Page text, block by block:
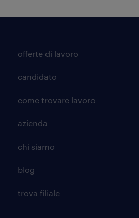
offerte di lavoro
candidato
come trovare lavoro
azienda
chi siamo
blog
trova filiale